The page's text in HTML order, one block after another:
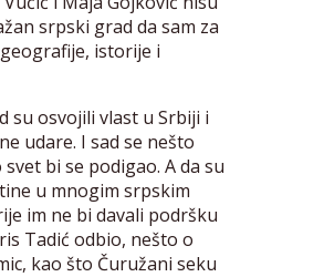
srpski grad da sam za
istorije i
su osvojili vlast u Srbiji i
udare. I sad se nešto
bi se podigao. A da su
u mnogim srpskim
im ne bi davali podršku
Tadić odbio, nešto o
kao što Čuružani seku